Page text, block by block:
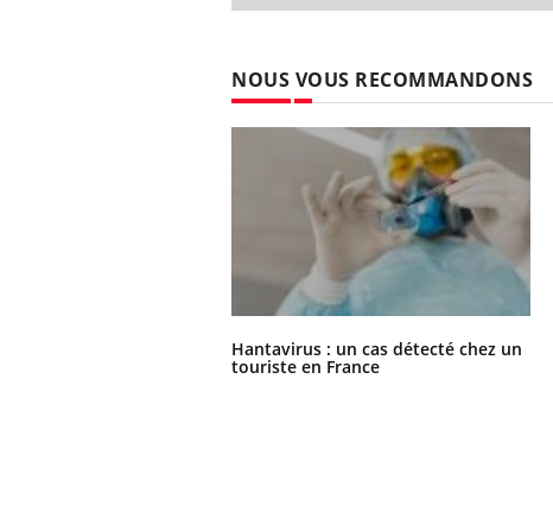
NOUS VOUS RECOMMANDONS
Hantavirus : un cas détecté chez un
touriste en France